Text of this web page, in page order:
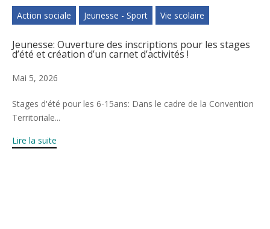
Action sociale Jeunesse - Sport Vie scolaire
Jeunesse: Ouverture des inscriptions pour les stages
d’été et création d’un carnet d’activités !
Mai 5, 2026
Stages d'été pour les 6-15ans: Dans le cadre de la Convention
Territoriale...
Lire la suite